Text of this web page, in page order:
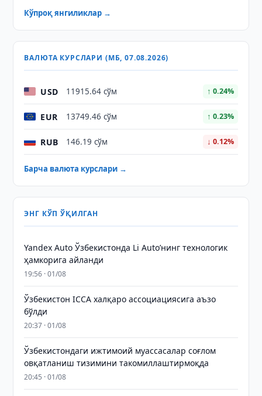
Кўпроқ янгиликлар →
ВАЛЮТА КУРСЛАРИ (МБ, 07.08.2026)
USD 11915.64 сўм ↑ 0.24%
EUR 13749.46 сўм ↑ 0.23%
RUB 146.19 сўм ↓ 0.12%
Барча валюта курслари →
ЭНГ КЎП ЎҚИЛГАН
Yandex Auto Ўзбекистонда Li Auto’нинг технологик
ҳамкорига айланди
19:56 · 01/08
Ўзбекистон ICCA халқаро ассоциациясига аъзо
бўлди
20:37 · 01/08
Ўзбекистондаги ижтимоий муассасалар соғлом
овқатланиш тизимини такомиллаштирмоқда
20:45 · 01/08